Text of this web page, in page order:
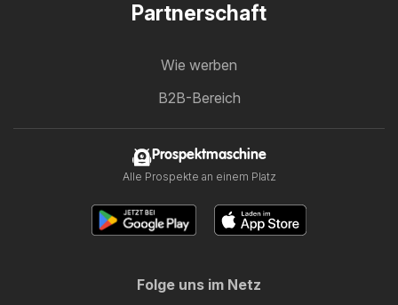
Partnerschaft
Wie werben
B2B-Bereich
Prospektmaschine
Alle Prospekte an einem Platz
Folge uns im Netz